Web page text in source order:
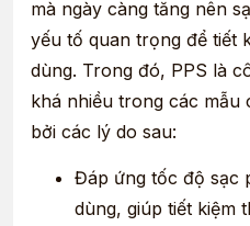
mà ngày càng tăng nên
yếu tố quan trọng để tiết
dùng. Trong đó, PPS là
khá nhiều trong các mẫu
bởi các lý do sau:
Đáp ứng tốc độ sạc
dùng, giúp tiết kiệm